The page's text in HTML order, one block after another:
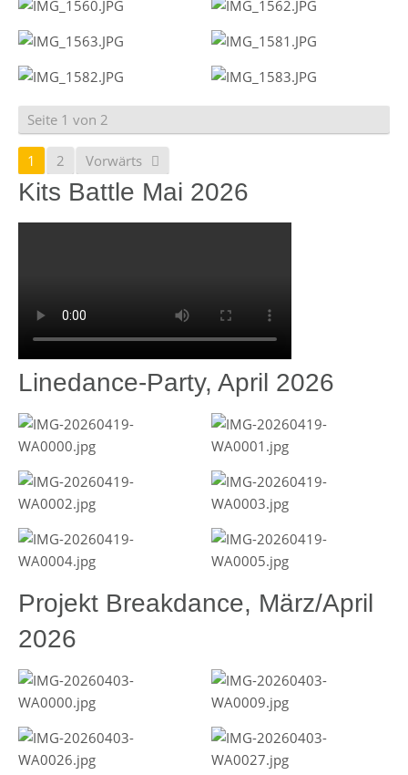
Seite 1 von 2
1 2 Vorwärts
Kits Battle Mai 2026
Linedance-Party, April 2026
Projekt Breakdance, März/April
2026